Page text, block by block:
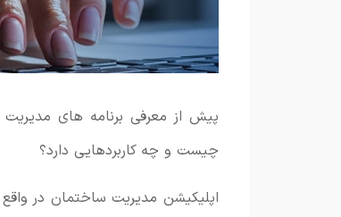
پیش از معرفی برنامه های
چیست و چه کاربردهایی دارد؟
اپلیکیشن مدیریت ساختمان در